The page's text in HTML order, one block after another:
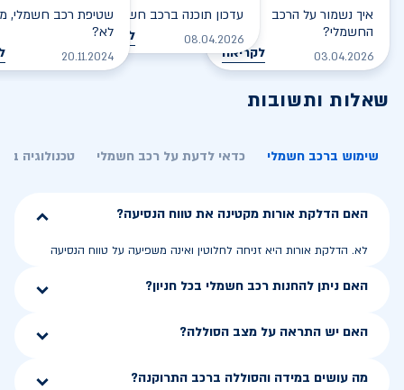
איך נשמור על הרכב
החשמלי?
03.04.2026 לקריאה
עדכון תוכנה ברכב חשמלי
08.04.2026 לקריאה
שטיפת רכב חשמלי,
לא?
20.11.2024
שאלות ותשובות
שימוש ברכב חשמלי כדאי לדעת על רכב חשמלי טכנולוגיה
האם הדלקת אורות מקטינה את טווח הנסיעה?
לא. הדלקת אורות היא זניחה לחלוטין ואינה משפיעה על טווח הנסיעה
האם ניתן להחנות רכב חשמלי בכל חניון?
האם יש התראה על מצב הסוללה?
מה עושים במידה והסוללה ברכב התרוקנה?